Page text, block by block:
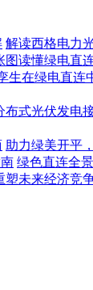
解读西格电力
图读懂绿电直
生在绿电直连
布式光伏发电
助力绿美开平
绿色直连全
塑未来经济竞